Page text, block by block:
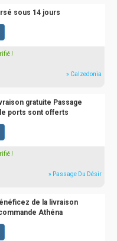
sous 14 jours
!
» Calzedonia
gratuite Passage
ports sont offerts
!
» Passage Du Désir
de la livraison
Athéna